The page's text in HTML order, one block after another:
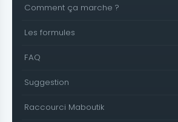
Comment ça marche ?
Les formules
FAQ
Suggestion
Raccourci Maboutik